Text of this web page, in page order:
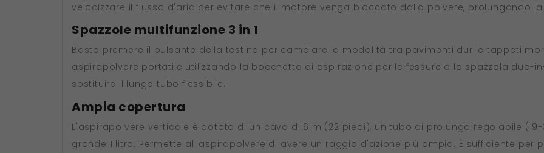
velocizzare il flusso d'aria per evitare che il motore venga bloccato dalla polvere, prolungando
Spazzole multifunzione 3 in 1
Basta premere il pulsante della testina per cambiare la modalità tra pavimenti duri e tappeti
aspirapolvere portatile utilizzando la bocchetta di aspirazione per le fessure o la spazzola due-
sostituire il lungo tubo flessibile.
Ampia copertura
L'aspirapolvere verticale è dotato di un cavo di 6 m (22 piedi), un tubo di prolunga regolabile
grande 1 litro. Permette all'aspirapolvere di avere un raggio d'azione più ampio. È sufficiente per